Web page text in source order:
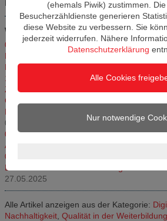
Plus.
Weitere Artikel in dieser Kategorie
05.03.2026, 13 bis 14 Uhr – Workshop des
Brandenburg „Cobots in KMU: Praxisnaher
Nutzen“ Mittwoch, 11. Februar 2026|
19. Februar 2026, 11:00 bis 12:00 Uhr –
Zukunftszentrums Brandenburg: „Einfach
Onboarding in der Praxis.“
Future Skills im Blick – Impulse für die
03.07.2025
04.06.2025, 15:30 bis 18:30 Uhr:
Anwendungstipps für kleine und mittlere
02.06.2025, 17 bis 18 Uhr: Künstliche
Bundesinstitut für Berufsbildung startet
27.05.2025
Alle Artikel anzeigen aus der Kategorie:
Nachhaltigkeit, Qualität in der Weiterbildung
(ehemals Piwik) zustimmen.
Besucherzähldienste generieren
diese Website zu verbessern. Sie
jederzeit widerrufen. Nähere
Datenschutzerklärung
Alle Cookies
Nur notwendige